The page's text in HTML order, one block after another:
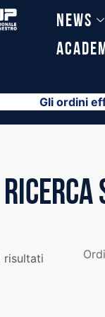
News
Gli ordini
risultati